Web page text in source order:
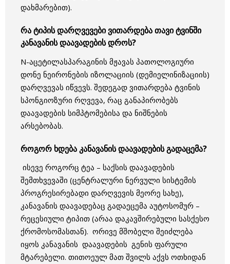
დახმარებით).
რა ტიპის დარღვევები ვითარდება თავი ტვინში
კანავანის დაავადების დროს?
N-აცეტილასპარაგინის მჟავას პათოლოგიური
დონე ნეირონების იზოლაციის (დემიელინიზაციის)
დარღვევას იწვევს. შედეგად ვითარდება ტვინის
სპონგიოზური რღვევა, რაც განაპირობებს
დაავადების სიმპტომებისა და ნიშნების
არსებობას.
როგორ ხდება კანავანის დაავადების გადაცემა?
ისევე როგორც ტეა – საქსის დაავადების
შემთხვევაში (ცენტრალური ნერვული სისტემის
პროგრესირებადი დარღვევის მეორე სახე),
კანავანის დაავადებაც გადაეცემა აუტოსომურ –
რეცესიული ტიპით (არაა დაკავშირებული სასქესო
ქრომოსომასთან). ორივე მშობელი შეიძლება
იყოს კანავანის დაავადების გენის ფარული
მტარებელი. თითოეულ მათ შვილს აქვს ოთხიდან